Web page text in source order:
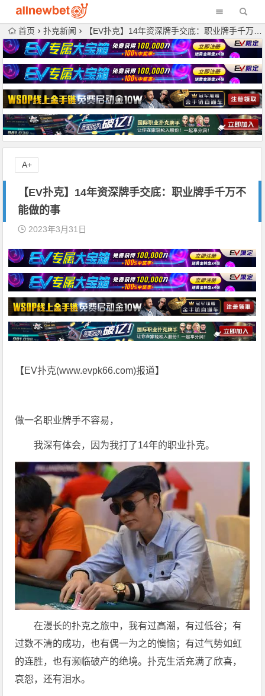
首页 扑克新闻 【EV扑克】14年资深牌手交底：职业牌手千万不能做的事
【EV扑克】14年资深牌手交底：职业牌手千万不
能做的事
2023年3月31日
【EV扑克(www.evpk66.com)报道】
做一名职业牌手不容易，
我深有体会，因为我打了14年的职业扑克。
在漫长的扑克之旅中，我有过高潮，有过低谷；有
过数不清的成功，也有偶一为之的懊恼；有过气势如虹
的连胜，也有濒临破产的绝境。扑克生活充满了欣喜，
哀怨，还有泪水。
A+